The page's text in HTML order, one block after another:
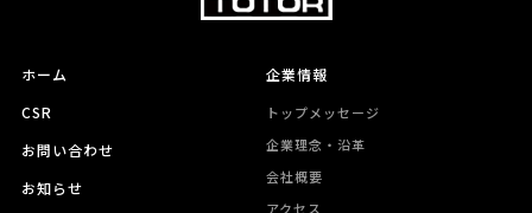
ホーム
CSR
お問い合わせ
お知らせ
企業情報
トップメッセージ
企業理念・沿革
会社概要
アクセス